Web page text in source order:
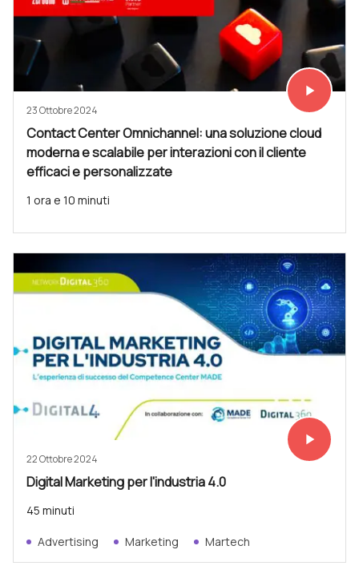
Vedi subito
play_arrow
23 Ottobre 2024
Contact Center Omnichannel: una soluzione cloud
moderna e scalabile per interazioni con il cliente
efficaci e personalizzate
1 ora e 10 minuti
Vedi subito
play_arrow
22 Ottobre 2024
Digital Marketing per l'industria 4.0
45 minuti
Advertising Marketing Martech